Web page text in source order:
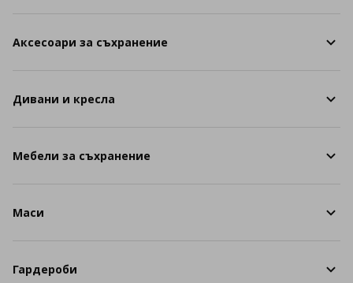
Аксесоари за съхранение
Дивани и кресла
Мебели за съхранение
Маси
Гардероби